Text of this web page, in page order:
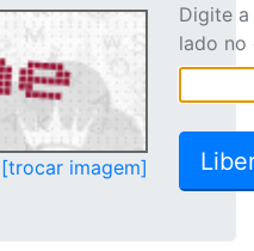
[trocar imagem]
Digite
lado no